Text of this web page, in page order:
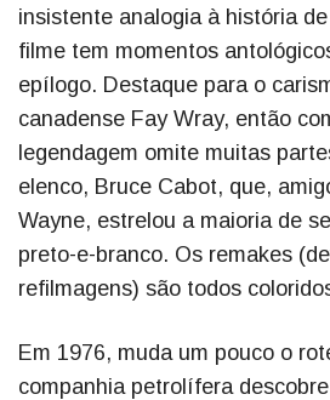
insistente analogia à história
filme tem momentos
epílogo. Destaque para o
canadense Fay Wray, então
legendagem omite muitas
elenco, Bruce Cabot, que,
Wayne, estrelou a maioria de
preto-e-branco. Os remakes
refilmagens) são todos
Em 1976, muda um pouco o
companhia petrolífera